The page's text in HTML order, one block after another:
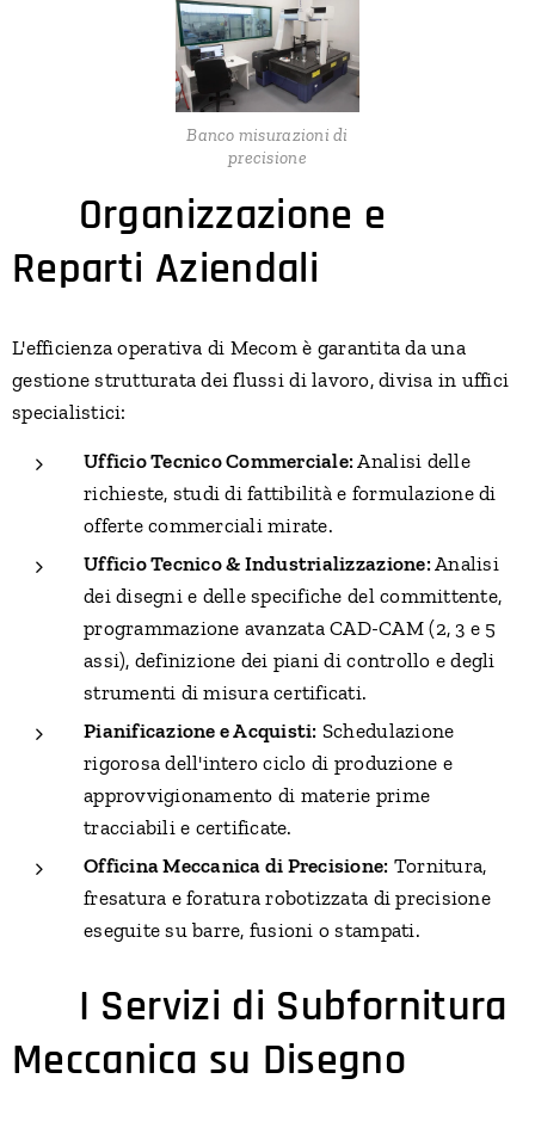
Banco misurazioni di
precisione
Organizzazione e
Reparti Aziendali
L'efficienza operativa di Mecom è garantita da una
gestione strutturata dei flussi di lavoro, divisa in uffici
specialistici:
Ufficio Tecnico Commerciale: Analisi delle
richieste, studi di fattibilità e formulazione di
offerte commerciali mirate.
Ufficio Tecnico & Industrializzazione:Analisi
dei disegni e delle specifiche del committente,
programmazione avanzata CAD-CAM (2, 3 e 5
assi), definizione dei piani di controllo e degli
strumenti di misura certificati.
Pianificazione e Acquisti: Schedulazione
rigorosa dell'intero ciclo di produzione e
approvvigionamento di materie prime
tracciabili e certificate.
Officina Meccanica di Precisione: Tornitura,
fresatura e foratura robotizzata di precisione
eseguite su barre, fusioni o stampati.
I Servizi di Subfornitura
Meccanica su Disegno